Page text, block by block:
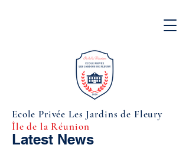
Ecole Privée Les Jardins de Fleury
Île de la Réunion
Latest News